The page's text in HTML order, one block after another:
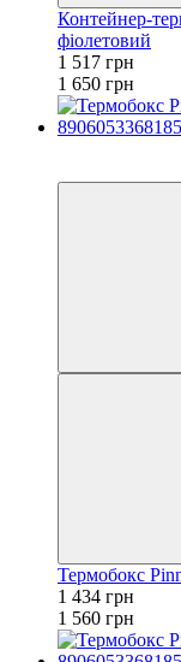
Контейнер-
фіолетовий
1 517 грн
1 650 грн
Термобокс
1 434 грн
1 560 грн